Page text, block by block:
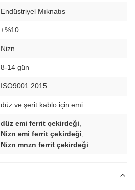
Endüstriyel Mıknatıs
±%10
Nizn
8-14 gün
ISO9001:2015
düz ve şerit kablo için emi
düz emi ferrit çekirdeği
Nizn emi ferrit çekirdeği
Nizn mnzn ferrit çekirdeği